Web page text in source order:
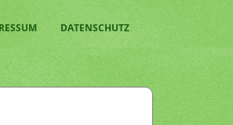
DATENSCHUTZ